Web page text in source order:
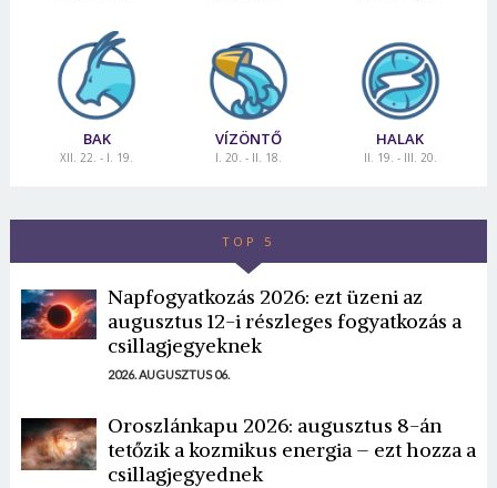
BAK
XII. 22. - I. 19.
VÍZÖNTŐ
I. 20. - II. 18.
HALAK
II. 19. - III. 20.
TOP 5
Napfogyatkozás 2026: ezt üzeni az
augusztus 12-i részleges fogyatkozás a
csillagjegyeknek
2026. AUGUSZTUS 06.
Oroszlánkapu 2026: augusztus 8-án
tetőzik a kozmikus energia – ezt hozza a
csillagjegyednek